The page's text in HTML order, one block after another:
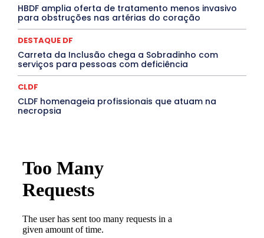
Mais
HBDF amplia oferta de tratamento menos invasivo
para obstruções nas artérias do coração
DESTAQUE DF
Carreta da Inclusão chega a Sobradinho com
serviços para pessoas com deficiência
CLDF
CLDF homenageia profissionais que atuam na
necropsia